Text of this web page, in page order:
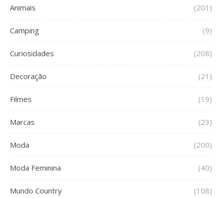
Animais (201)
Camping (9)
Curiosidades (208)
Decoração (21)
Filmes (19)
Marcas (23)
Moda (200)
Moda Feminina (40)
Mundo Country (108)